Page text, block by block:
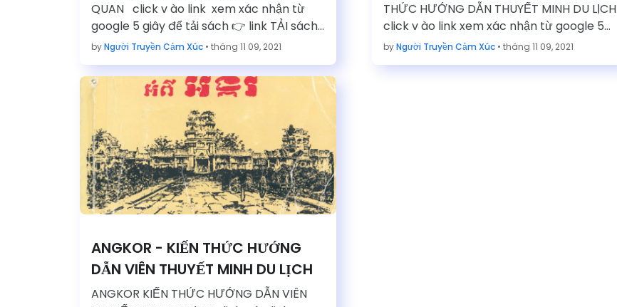
QUAN click v ào link xem xác nhận từ
google 5 giây để tải sách 👉 link TẢI sách
https://d…
byNgười Truyền Cảm Xúc • tháng 11 09, 2021
THUYẾT MINH DU LỊCH
THỨC HƯỚNG DẪN THUYẾT MINH DU LỊCH
click v ào link xem xác nhận từ google 5
giây để tải…
byNgười Truyền Cảm Xúc • tháng 11 09, 2021
ANGKOR - KIẾN THỨC HƯỚNG
DẪN VIÊN THUYẾT MINH DU LỊCH
ANGKOR KIẾN THỨC HƯỚNG DẪN VIÊN